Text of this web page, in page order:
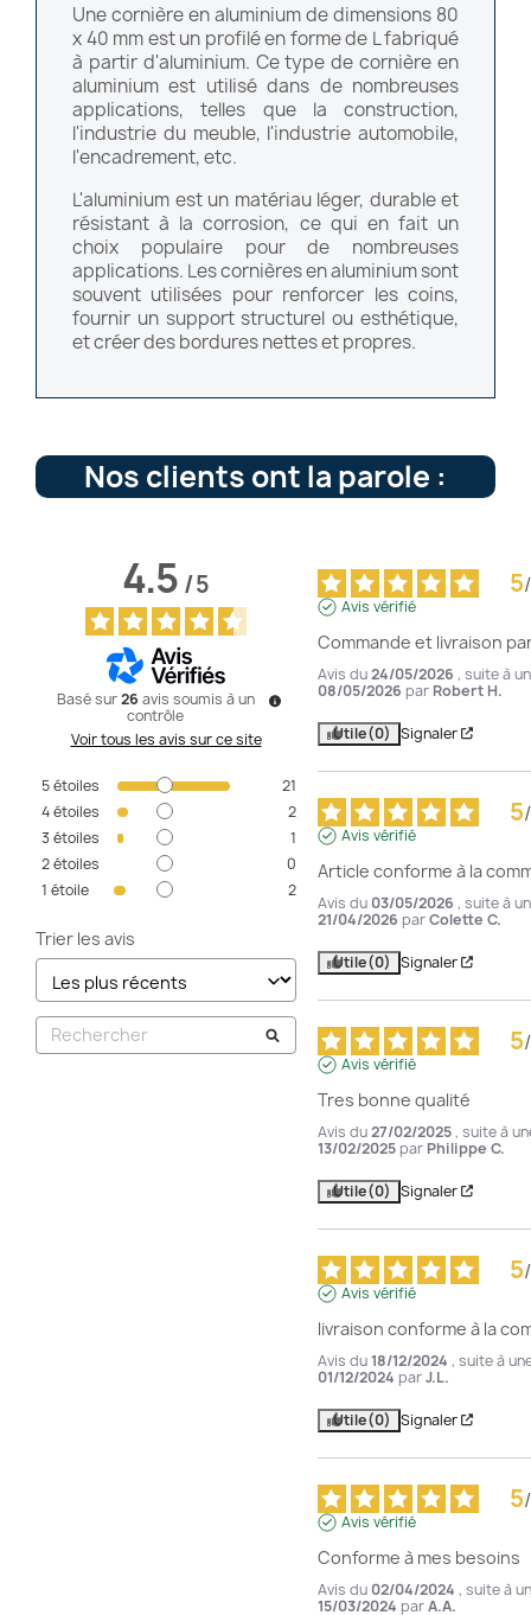
Une cornière en aluminium de dimensions 80
x 40 mm est un profilé en forme de L fabriqué
à partir d'aluminium. Ce type de cornière en
aluminium est utilisé dans de nombreuses
applications, telles que la construction,
l'industrie du meuble, l'industrie automobile,
l'encadrement, etc.
L'aluminium est un matériau léger, durable et
résistant à la corrosion, ce qui en fait un
choix populaire pour de nombreuses
applications. Les cornières en aluminium sont
souvent utilisées pour renforcer les coins,
fournir un support structurel ou esthétique,
et créer des bordures nettes et propres.
Nos clients ont la parole :
4.5/5
Basé sur26 avis soumis à un
contrôle
Voir tous les avis sur ce site
5étoiles
21
4étoiles
2
3 étoiles
1
2étoiles
0
1 étoile 2
Trier les avis
5/
Avis vérifié
Commande et livraison
Avis du24/05/2026 , suite à
08/05/2026 par Robert H.
Utile(0) Signaler
5/
Avis vérifié
Article conforme à la
Avis du 03/05/2026 , suite à
21/04/2026 parColette C.
Utile(0) Signaler
5/
Avis vérifié
Tres bonne qualité
Avis du27/02/2025, suite à
13/02/2025 par Philippe C.
Utile(0) Signaler
5/
Avis vérifié
livraison conforme à la
Avis du18/12/2024 , suite à
01/12/2024 parJ.L.
Utile(0) Signaler
5/
Avis vérifié
Conforme à mes besoins
Avis du 02/04/2024 , suite à
15/03/2024 parA.A.